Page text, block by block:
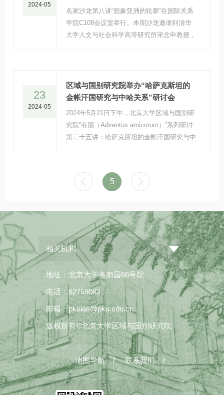
2024-05
名家沙龙第八讲“想象亚洲的轮廓”在国际关系
学院C108会议室举行。本期沙龙邀请到清华
大学人文与社会科学高等研究所宋念申教授，
23
2024-05
区域与国别研究院举办“哈萨克斯坦的
金帐汗国研究与中哈关系”研讨会
2024年5月21日下午，北京大学区域与国别研
究院“有朋（Adventus amicorum）”系列研讨
第二十五讲：哈萨克斯坦的金帐汗国研究与中
5
相关机构
地址：北京大学燕南园66号院
电话：62759083
邮箱：pkuias@pku.edu.cn
版权所有©北京大学区域与国别研究院
地图导航 / 联系我们 /